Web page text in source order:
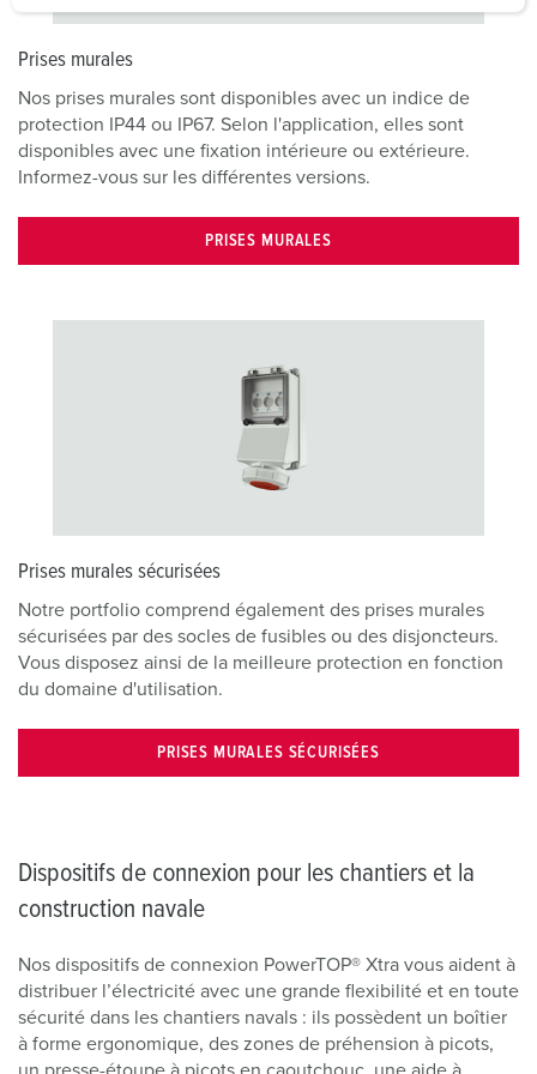
h
Prises murales
Nos prises murales sont disponibles avec un indice de
protection IP44 ou IP67. Selon l'application, elles sont
disponibles avec une fixation intérieure ou extérieure.
Informez-vous sur les différentes versions.
PRISES MURALES
Prises murales sécurisées
Notre portfolio comprend également des prises murales
sécurisées par des socles de fusibles ou des disjoncteurs.
Vous disposez ainsi de la meilleure protection en fonction
du domaine d'utilisation.
PRISES MURALES SÉCURISÉES
Dispositifs de connexion pour les chantiers et la
construction navale
Nos dispositifs de connexion PowerTOP® Xtra vous aident à
distribuer l’électricité avec une grande flexibilité et en toute
sécurité dans les chantiers navals : ils possèdent un boîtier
à forme ergonomique, des zones de préhension à picots,
un presse-étoupe à picots en caoutchouc, une aide à